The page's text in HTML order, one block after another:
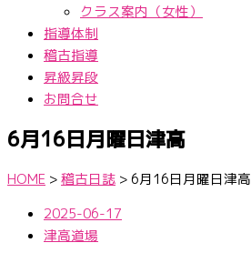
クラス案内（女性）
指導体制
稽古指導
昇級昇段
お問合せ
6月16日月曜日津高
HOME >稽古日誌 >6月16日月曜日津高
2025-06-17
津高道場